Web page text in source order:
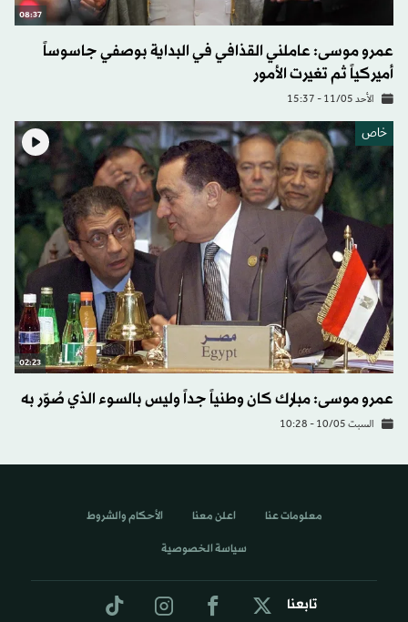
08:37
عمرو موسى: عاملني القذافي في البداية بوصفي جاسوساً
أميركياً ثم تغيرت الأمور
الأحد 11/05 - 15:37
خاص
02:23
عمرو موسى: مبارك كان وطنياً جداً وليس بالسوء الذي صُوّر به
السبت 10/05 - 10:28
تابعنا
معلومات عنا اعلن معنا الأحكام والشروط
سياسة الخصوصية